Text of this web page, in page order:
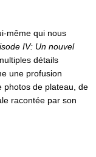
même qui nous
IV: Un nouvel
détails
une profusion
photos de plateau, de
racontée par son